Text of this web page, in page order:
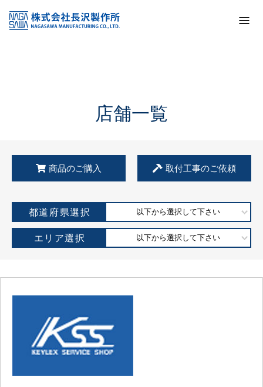
KSS加盟店・取扱店情報
店舗一覧
店舗一覧
商品のご購入 取付工事のご依頼
都道府県選択 以下から選択して下さい
エリア選択 以下から選択して下さい